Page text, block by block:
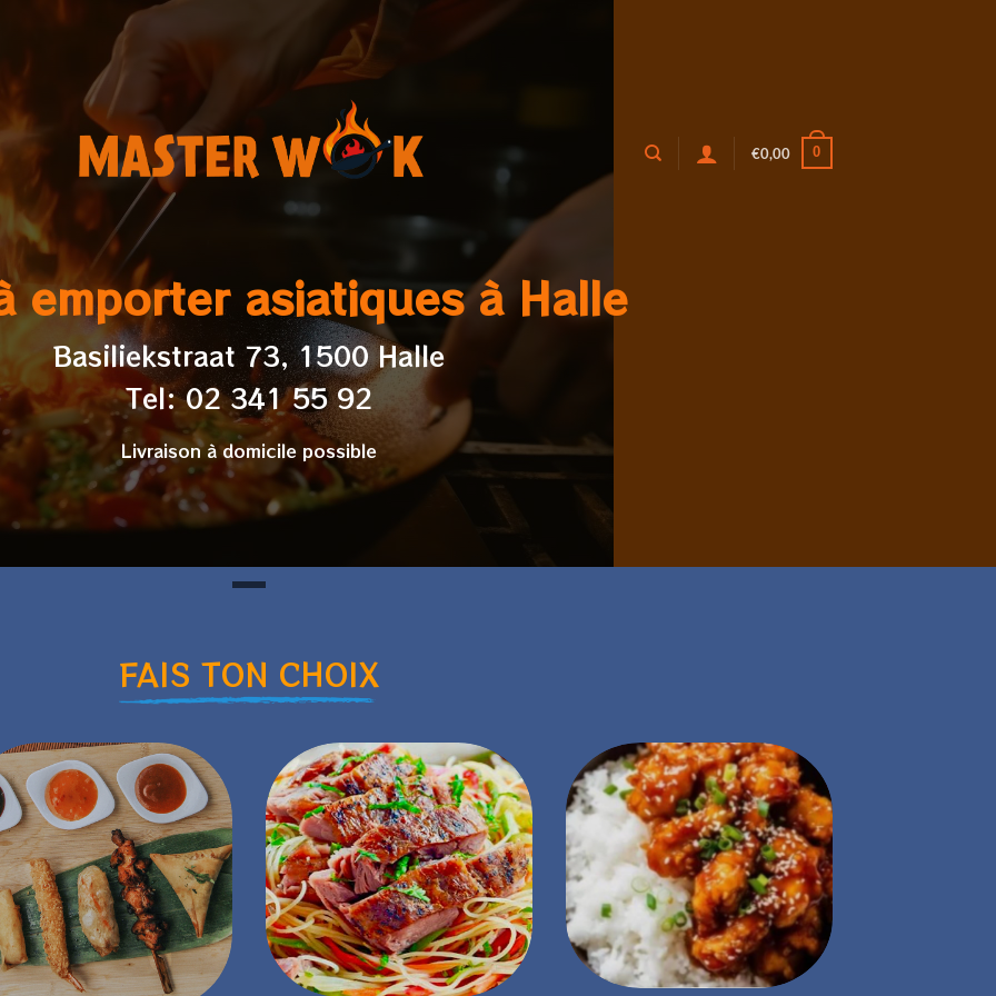
€0,00 0
emporter asiatiques à Halle
Basiliekstraat 73, 1500 Halle
Tel: 02 341 55 92
Livraison à domicile possible
FAIS TON CHOIX